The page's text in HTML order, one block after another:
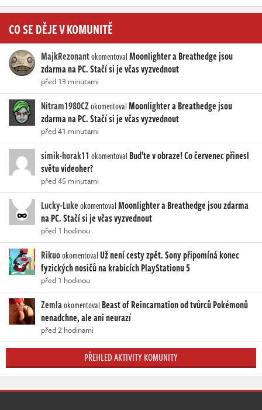
CO SE DĚJE V KOMUNITĚ
MajkRezonantokomentovalMoonlighter a Breathedge jsou
zdarma na PC. Stačí si je včas vyzvednout
před 13 minutami
Nitram1980CZokomentovalMoonlighter a Breathedge jsou
zdarma na PC. Stačí si je včas vyzvednout
před 41 minutami
simik-horak11 okomentoval Buďte v obraze! Co červenec přinesl
světu videoher?
před 45 minutami
Lucky-LukeokomentovalMoonlighter a Breathedge jsou zdarma
na PC. Stačí si je včas vyzvednout
před 1 hodinou
RikuookomentovalUž není cesty zpět. Sony připomíná konec
fyzických nosičů na krabicích PlayStationu 5
před 1 hodinou
Zemlaokomentoval Beast of Reincarnation od tvůrců Pokémonů
nenadchne, ale ani neurazí
před 2 hodinami
PŘEHLED AKTIVITY KOMUNITY